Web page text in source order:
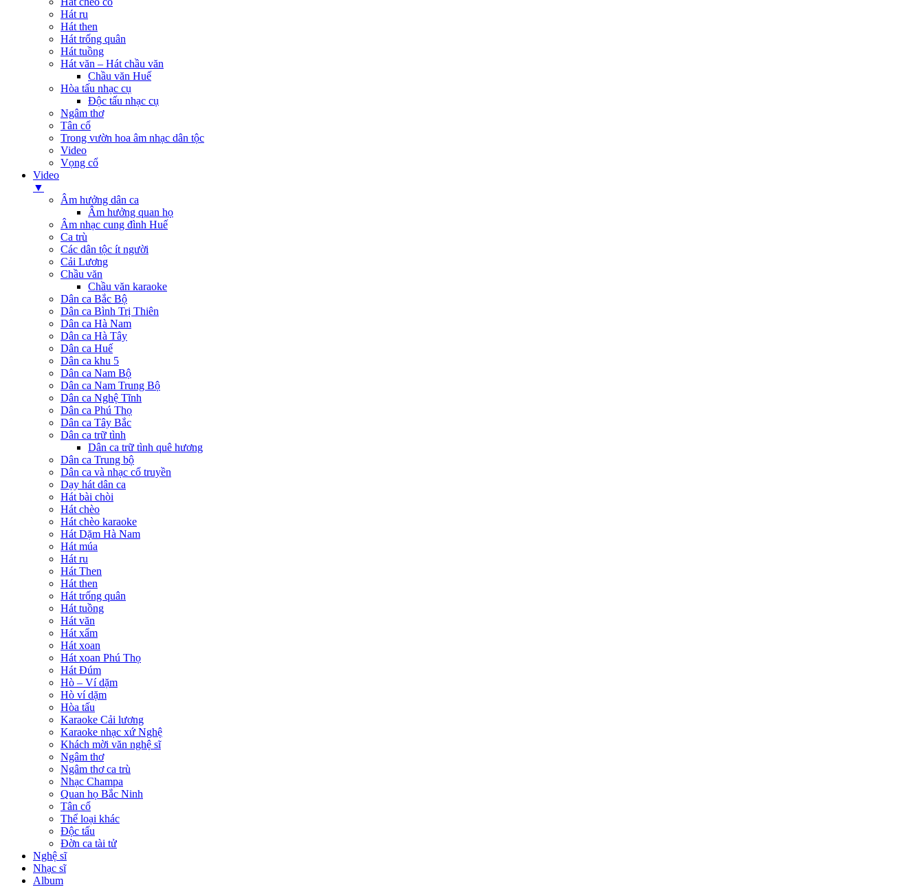
Hát ru
Hát then
Hát trống quân
Hát tuồng
Hát văn – Hát chầu văn
Chầu văn Huế
Hòa tấu nhạc cụ
Độc tấu nhạc cụ
Ngâm thơ
Tân cổ
Trong vườn hoa âm nhạc dân tộc
Video
Vọng cổ
Video
▼
Âm hưởng dân ca
Âm hưởng quan họ
Âm nhạc cung đình Huế
Ca trù
Các dân tộc ít người
Cải Lương
Chầu văn
Chầu văn karaoke
Dân ca Bắc Bộ
Dân ca Bình Trị Thiên
Dân ca Hà Nam
Dân ca Hà Tây
Dân ca Huế
Dân ca khu 5
Dân ca Nam Bộ
Dân ca Nam Trung Bộ
Dân ca Nghệ Tĩnh
Dân ca Phú Thọ
Dân ca Tây Bắc
Dân ca trữ tình
Dân ca trữ tình quê hương
Dân ca Trung bộ
Dân ca và nhạc cổ truyền
Dạy hát dân ca
Hát bài chòi
Hát chèo
Hát chèo karaoke
Hát Dặm Hà Nam
Hát múa
Hát ru
Hát Then
Hát then
Hát trống quân
Hát tuồng
Hát văn
Hát xẩm
Hát xoan
Hát xoan Phú Thọ
Hát Đúm
Hò – Ví dặm
Hò ví dặm
Hòa tấu
Karaoke Cải lương
Karaoke nhạc xứ Nghệ
Khách mời văn nghệ sĩ
Ngâm thơ
Ngâm thơ ca trù
Nhạc Champa
Quan họ Bắc Ninh
Tân cổ
Thể loại khác
Độc tấu
Đờn ca tài tử
Nghệ sĩ
Nhạc sĩ
Album